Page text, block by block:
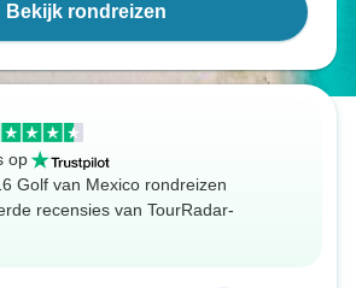
Bekijk rondreizen
op
Golf van Mexico rondreizen
recensies van TourRadar-